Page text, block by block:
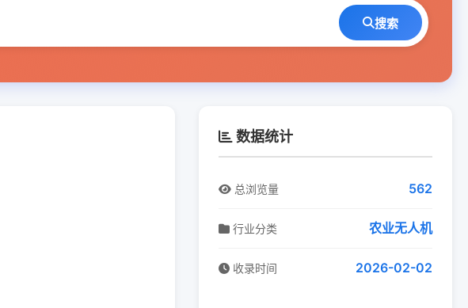
搜索
数据统计
总浏览量 562
行业分类 农业无人机
收录时间 2026-02-02